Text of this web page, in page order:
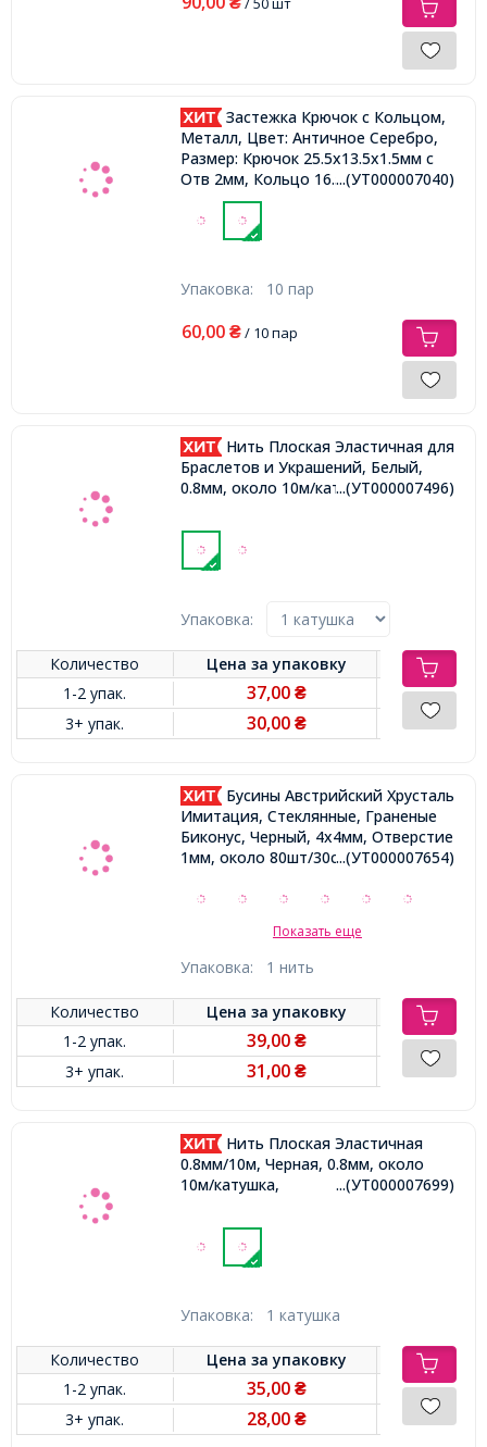
Застежка Крючок с Кольцом,
Металл, Цвет: Античное Серебро,
Размер: Крючок 25.5х13.5х1.5мм с
Отв 2мм, Кольцо 16.5х6х2мм с Отв
...(УТ000007040)
Упаковка: 10 пар
60,00 ₴/ 10 пар
Нить Плоская Эластичная для
Браслетов и Украшений, Белый,
0.8мм, около 10м/катушка,...(УТ000007496)
Упаковка:
Количество Цена заупаковку
1-2 упак.
37,00₴
3+ упак. 30,00₴
Бусины Австрийский Хрусталь
Имитация, Стеклянные, Граненые
Биконус, Черный, 4х4мм, Отверстие
1мм, около 80шт/30см/нить,...(УТ000007654)
Показать еще
Упаковка: 1 нить
Количество Цена заупаковку
1-2 упак.
39,00₴
3+ упак. 31,00₴
Нить Плоская Эластичная
0.8мм/10м, Черная, 0.8мм, около
10м/катушка,
...(УТ000007699)
Упаковка: 1 катушка
Количество Цена заупаковку
1-2 упак.
35,00₴
3+ упак. 28,00₴